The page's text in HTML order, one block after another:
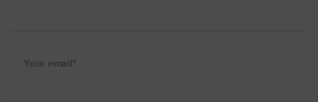
Your email*